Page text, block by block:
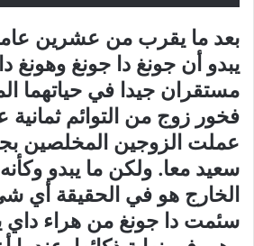
بعد ما يقرب من عشرين
يبدو أن جونغ دا جونغ وهونغ
مستقران جيدا في حياتهما
فخور زوج من التوائم ثمانية
عملت الزوجين المخلصين
سعيد معا. ولكن ما يبدو
الخارج هو في الحقيقة أي
سئمت دا جونغ من هراء داي